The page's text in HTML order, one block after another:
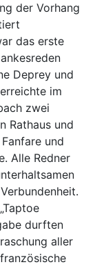
der Vorhang
das erste
Deprey und
im
zwei
Rathaus und
und
Alle Redner
durften
aller